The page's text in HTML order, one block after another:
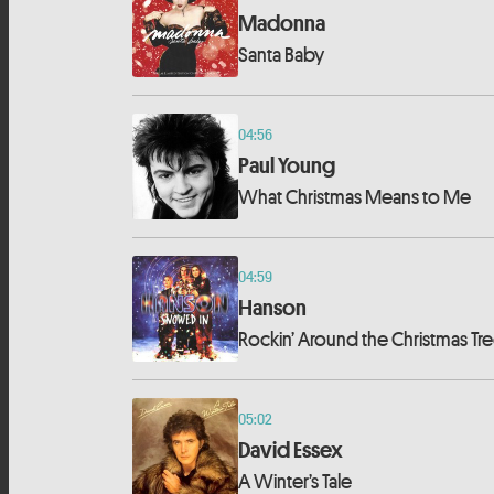
Madonna
Santa Baby
04:56
Paul Young
What Christmas Means to Me
04:59
Hanson
Rockin’ Around the Christmas
05:02
David Essex
A Winter’s Tale